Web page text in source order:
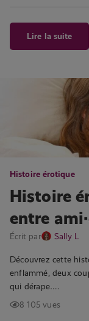
Lire la suite
Histoire érotique
Histoire
entre
Écrit par Sally L
Découvrez cette
enflammé, deux
qui dérape….
8 105 vues